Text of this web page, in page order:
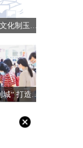
浙江良渚文化制玉作坊遗址群出土较完好人骨
北京“海创城” 打造创新创业集聚区（创业资讯）